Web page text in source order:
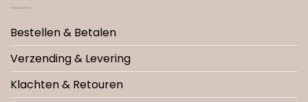
Bestellen & Betalen
Verzending & Levering
Klachten & Retouren